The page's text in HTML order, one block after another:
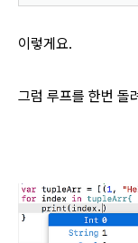
이렇게요.
그럼 루프를 한번 돌